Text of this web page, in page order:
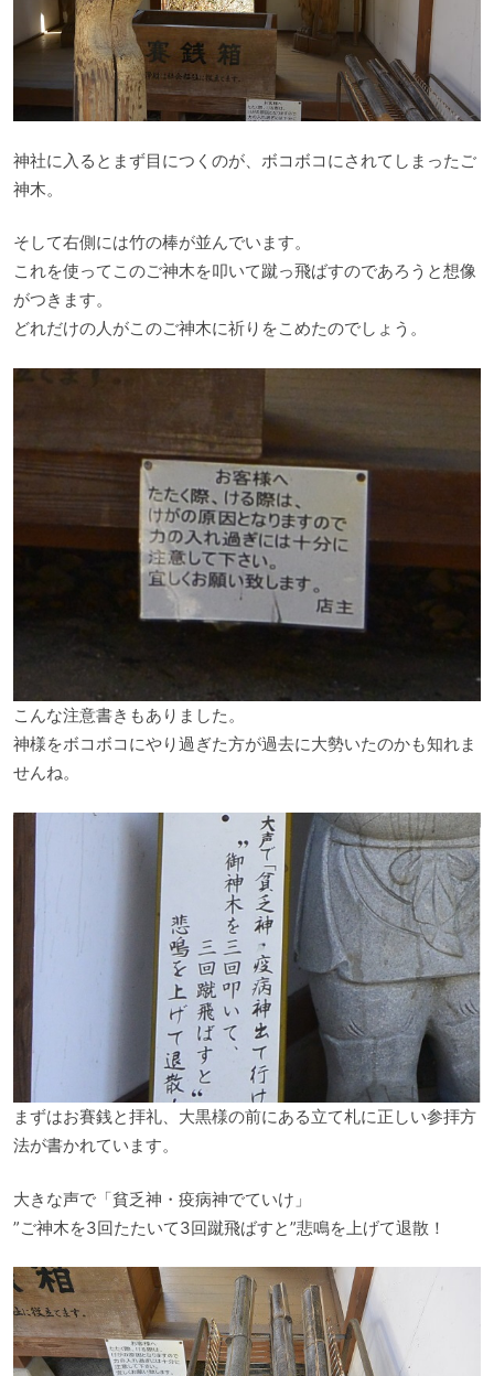
神社に入るとまず目につくのが、ボコボコにされてしまったご
神木。
そして右側には竹の棒が並んでいます。
これを使ってこのご神木を叩いて蹴っ飛ばすのであろうと想像
がつきます。
どれだけの人がこのご神木に祈りをこめたのでしょう。
こんな注意書きもありました。
神様をボコボコにやり過ぎた方が過去に大勢いたのかも知れま
せんね。
まずはお賽銭と拝礼、大黒様の前にある立て札に正しい参拝方
法が書かれています。
大きな声で「貧乏神・疫病神でていけ」
”ご神木を3回たたいて3回蹴飛ばすと”悲鳴を上げて退散！